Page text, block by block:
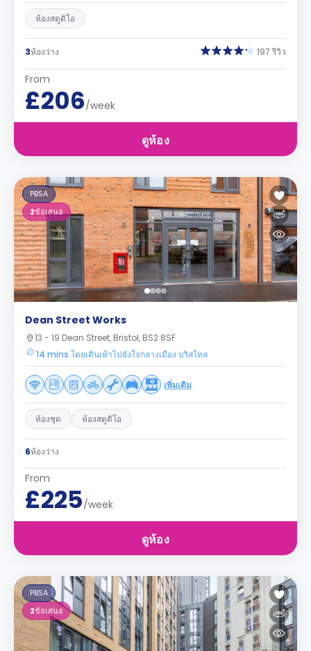
ห้องสตูดิโอ
3ห้องว่าง 197 รีวิว
From
£206/week
ดูห้อง
PBSA
2ข้อเสนอ
Dean Street Works
13 - 19 Dean Street, Bristol, BS2 8SF
14 mins โดยเดินเท้าไปยังใจกลางเมือง บริสโทล
เพิ่มเติม
ห้องชุด ห้องสตูดิโอ
6ห้องว่าง
From
£225/week
ดูห้อง
PBSA
2ข้อเสนอ